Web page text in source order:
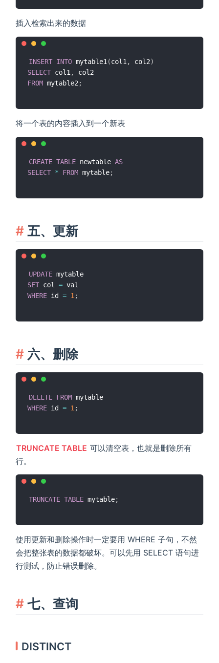
插入检索出来的数据
INSERT INTO mytable1 (col1 , col2)
SELECT col1 ,
FROM mytable2 ;
将一个表的内容插入到一个新表
CREATE TABLE newtable AS
SELECT * FROM mytable;
五、更新
UPDATE
SET col =
WHERE id = 1 ;
六、删除
DELETE FROM
WHERE id = 1 ;
TRUNCATE TABLE 可以清空表，也就是删除所有
行。
TRUNCATE TABLE mytable;
使用更新和删除操作时一定要用 WHERE 子句，不然
会把整张表的数据都破坏。可以先用 SELECT 语句进
行测试，防止错误删除。
七、查询
DISTINCT